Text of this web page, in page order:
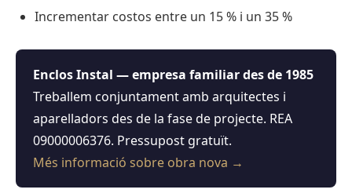
Incrementar costos entre un 15 % i un 35 %
Enclos Instal — empresa familiar des de 1985
Treballem conjuntament amb arquitectes i
aparelladors des de la fase de projecte. REA
09000006376. Pressupost gratuït.
Més informació sobre obra nova →